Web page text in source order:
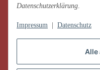
Alle
Datenschutzerklärung.
Impressum Datenschutz
Zahlung & Versand